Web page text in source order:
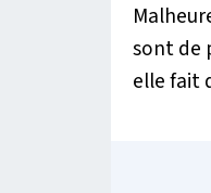
sont de
elle fait